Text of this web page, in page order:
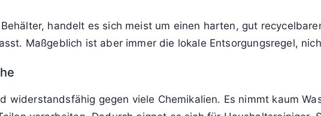
handelt es sich meist um einen harten, gut
Maßgeblich ist aber immer die lokale Entsorgungsregel,
widerstandsfähig gegen viele Chemikalien. Es nimmt kaum